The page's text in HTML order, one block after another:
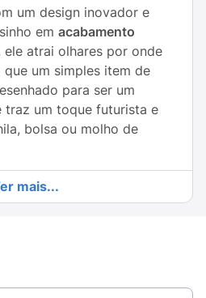
um design inovador e
em acabamento
ele atrai olhares por onde
um simples item de
para ser um
traz um toque futurista e
bolsa ou molho de
de destaque, ele
um gloss labial de textura
para dar aquele
mais...